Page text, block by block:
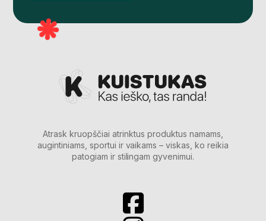
Atrask kruopščiai atrinktus produktus namams,
augintiniams, sportui ir vaikams – viskas, ko reikia
patogiam ir stilingam gyvenimui.